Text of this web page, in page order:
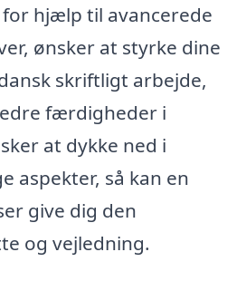
hjælp til avancerede
ønsker at styrke dine
skriftligt arbejde,
færdigheder i
at dykke ned i
aspekter, så kan en
give dig den
og vejledning.